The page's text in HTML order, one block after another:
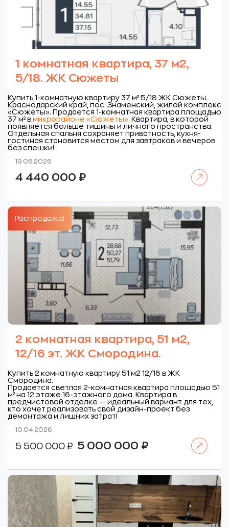
1 комнатная квартира, 37 м2,
5/18. ЖК Сюжеты
Купить 1-комнатную квартиру 37 м² 5/18 ЖК Сюжеты.
Краснодарский край, пос. Знаменский, жилой комплекс
«Сюжеты». Продается 1-комнатная квартира площадью
37 м² в микрорайоне «Сюжеты». Квартира, в которой
появляется больше тишины и личного пространства.
Отдельная спальня сохраняет приватность, кухня-
гостиная становится местом для завтраков и вечеров
без спешки!
19.06.2026
4 440 000 ₽
Распродажа!
2 комнатная квартира, 51 м2,
12/16 эт. ЖК Смородина.
Купить 2 комнатную квартиру 51 м2 12/16 в ЖК
Смородина.
Продается светлая 2-комнатная квартира площадью 51
м² на 12 этаже 16-этажного дома. Квартира в
предчистовой отделке — идеальный вариант для тех,
кто хочет реализовать свой дизайн-проект без
демонтажа и лишних затрат!
10.04.2026
5 500 000₽
Первоначальная
цена
500
5 000 000 ₽Текущая
000 ₽.